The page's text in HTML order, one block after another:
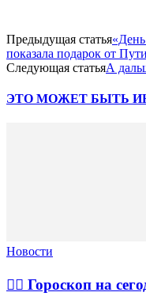
Предыдущая статья
показала подарок от
Следующая статьяА
ЭТО МОЖЕТ БЫТЬ
Новости
🧙‍♀ Гороскоп на